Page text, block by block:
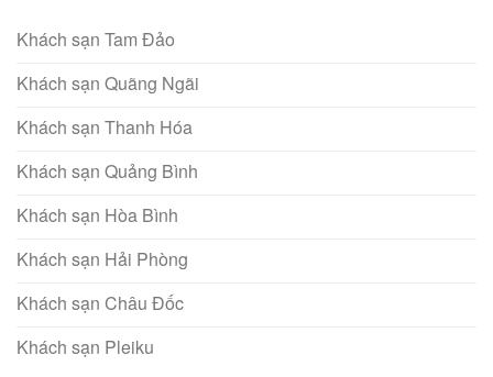
Khách sạn Tam Đảo
Khách sạn Quãng Ngãi
Khách sạn Thanh Hóa
Khách sạn Quảng Bình
Khách sạn Hòa Bình
Khách sạn Hải Phòng
Khách sạn Châu Đốc
Khách sạn Pleiku